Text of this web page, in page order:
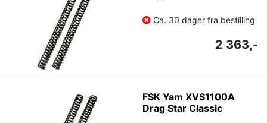
Ca. 30 dager fra bestilling
2 363,-
FSK Yam XVS1100A
Drag Star Classic